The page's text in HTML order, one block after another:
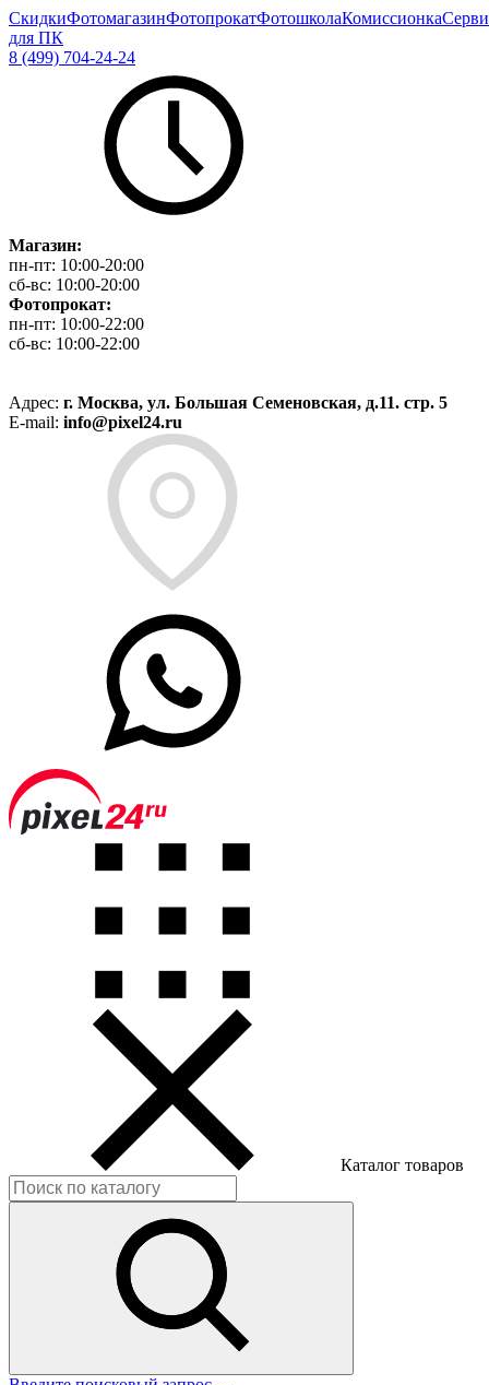
СкидкиФотомагазинФотопрокатФотошколаКомиссионка
для ПК
8 (499) 704-24-24
Магазин:
пн-пт: 10:00-20:00
сб-вс: 10:00-20:00
Фотопрокат:
пн-пт: 10:00-22:00
сб-вс: 10:00-22:00
Адрес: г. Москва, ул. Большая Семеновская, д.11. стр. 5
E-mail: info@pixel24.ru
Каталог товаров